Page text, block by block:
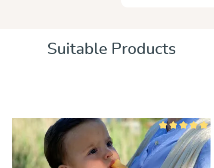
Suitable Products
5 stelle Valutazione